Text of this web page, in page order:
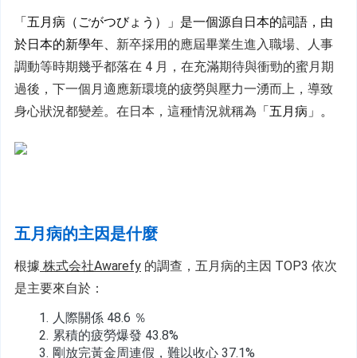
「五月病（ごがつびょう）」是一個源自日本的詞語，由
於日本的新學年、 新卒採用的應屆畢業生進入職場、人事
調動等時期幾乎都落在 4 月，在充滿期待與衝勁的蜜月期
過後，下一個月適應新環境的疲勞與壓力一湧而上，導致
身心狀況都變差。在日本，這種情況就稱為 「五月病」。
五月病的主因是什麼
根據 株式会社Awarefy 的調查，五月病的主因 TOP3 依次
是主要來自於：
人際關係 48.6 ％
累積的疲勞爆發 43.8%
剛放完黃金周連假，難以收心 37.1%